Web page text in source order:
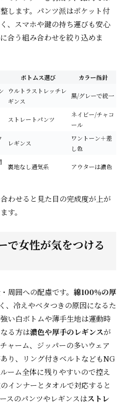
します。パンツ派はポケット付
、スマホや鍵の持ち運びも安心
合う組み合わせを絞り込めま
ボトムス選び
カラー指針
ウルトラストレッチレ
ギンス
黒/グレーで統一
ストレートパンツ
ネイビー/チャコ
ール
レギンス
ワントーン＋差
し色
裏地なし通気系 アウターは濃色
わせると見た目の完成度が上が
す。
で女性が気をつける
周囲への配慮です。 綿100％の厚
、冷えやベタつきの原因になるた
い白ボトムや薄手生地は運動時
る方は濃色や厚手のレギンスが
ャーム、ジッパーの多いウェア
り、リング付きベルトなどもNG
ーム全体に残りやすいので控え
インナーとタオルで対応すると
スのパンツやレギンスはストレ